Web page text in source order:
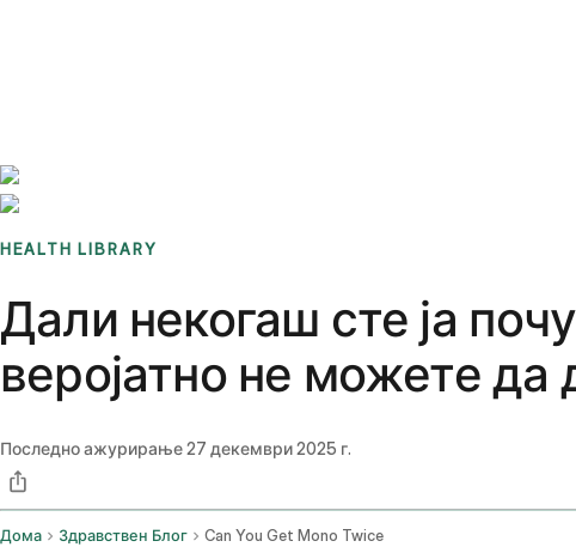
HEALTH LIBRARY
Дали некогаш сте ја
веројатно не можете
Последно ажурирање27 декември 2025 г.
Дома Здравствен Блог Can You Get Mono Twice